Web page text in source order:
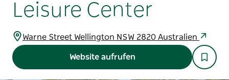
Leisure Center
Warne Street Wellington NSW 2820 Australien
Website aufrufen